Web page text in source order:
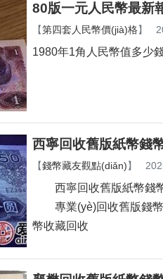
80版一元人民幣最新
【第四套人民幣價(jià)格】
1980年1角人民幣值多少
西寧回收舊版紙幣錢
【錢幣藏友觀點(diǎn)】
西寧回收舊版紙幣錢幣
專業(yè)回收舊版錢幣
幣收藏回收